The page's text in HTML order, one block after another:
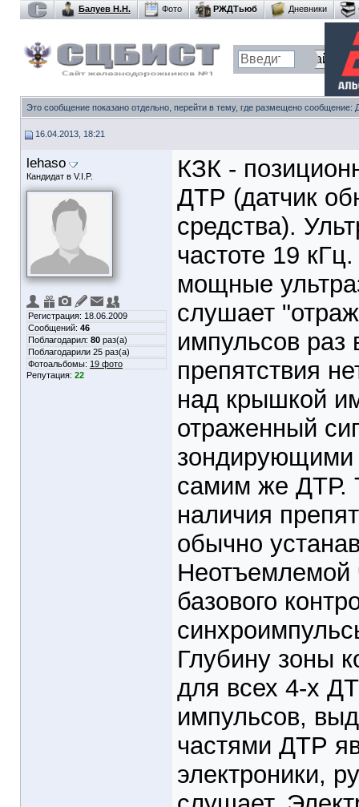
Балуев Н.Н. Фото РЖДТьюб Дневники
Это сообщение показано отдельно, перейти в тему, где размещено сообщение:
16.04.2013, 18:21
lehaso
Кандидат в V.I.P.
Регистрация: 18.06.2009
Сообщений: 46
Поблагодарил: 80 раз(а)
Поблагодарили 25 раз(а)
Фотоальбомы: 19 фото
Репутация: 22
КЗК -
ДТР (датчик
средства).
частоте 19
мощные
слушает
импульсов
препятствия
над крышкой
отраженный
зондирующими
самим же ДТР.
наличия
обычно
Неотъемлемой
базового
Глубину зоны
для всех 4-х
импульсов,
частями ДТР
электроники,